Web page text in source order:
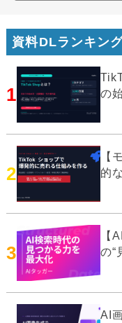
資料DLランキン
1
の
2
【
的
3
【
の“
AI